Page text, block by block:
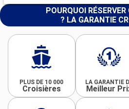
POURQUOI
? LA GARANTIE
PLUS DE 10 000
Croisières
LA GARANTIE
Meilleur